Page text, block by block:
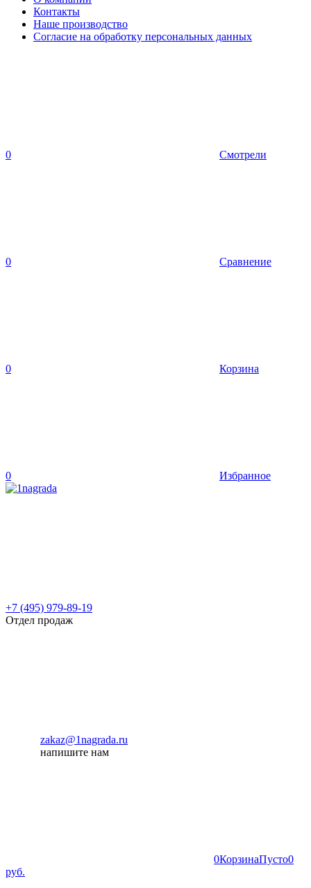
Контакты
Наше производство
Согласие на обработку персональных данных
0 Смотрели
0 Сравнение
0 Корзина
0 Избранное
+7 (495) 979-89-19
Отдел продаж
zakaz@1nagrada.ru
напишите нам
0КорзинаПусто0
руб.